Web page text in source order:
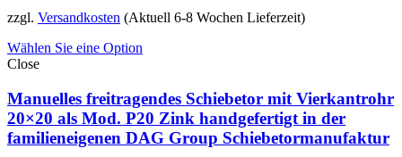
zzgl. Versandkosten (Aktuell 6-8 Wochen Lieferzeit)
Wählen Sie eine Option
Close
Manuelles freitragendes Schiebetor mit Vierkantrohr
20×20 als Mod. P20 Zink handgefertigt in der
familieneigenen DAG Group Schiebetormanufaktur